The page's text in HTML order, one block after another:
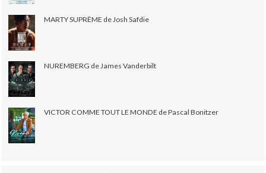
MARTY SUPRÊME de Josh Safdie
NUREMBERG de James Vanderbilt
VICTOR COMME TOUT LE MONDE de Pascal Bonitzer